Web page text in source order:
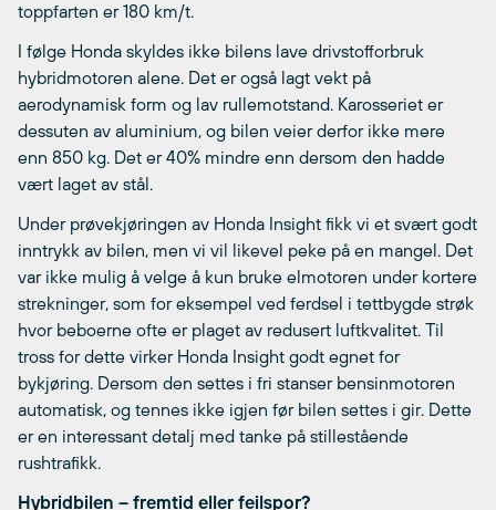
toppfarten er 180 km/t.
I følge Honda skyldes ikke bilens lave drivstofforbruk
hybridmotoren alene. Det er også lagt vekt på
aerodynamisk form og lav rullemotstand. Karosseriet er
dessuten av aluminium, og bilen veier derfor ikke mere
enn 850 kg. Det er 40% mindre enn dersom den hadde
vært laget av stål.
Under prøvekjøringen av Honda Insight fikk vi et svært godt
inntrykk av bilen, men vi vil likevel peke på en mangel. Det
var ikke mulig å velge å kun bruke elmotoren under kortere
strekninger, som for eksempel ved ferdsel i tettbygde strøk
hvor beboerne ofte er plaget av redusert luftkvalitet. Til
tross for dette virker Honda Insight godt egnet for
bykjøring. Dersom den settes i fri stanser bensinmotoren
automatisk, og tennes ikke igjen før bilen settes i gir. Dette
er en interessant detalj med tanke på stillestående
rushtrafikk.
Hybridbilen – fremtid eller feilspor?